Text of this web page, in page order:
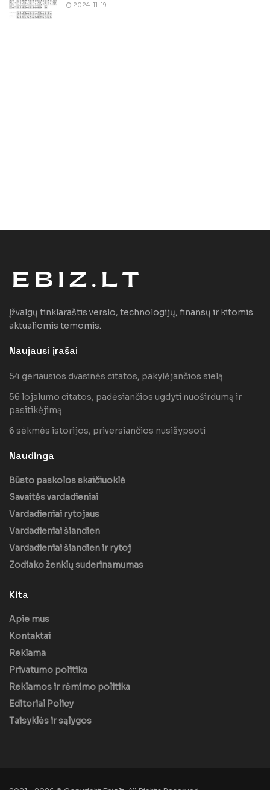
2024-11-19
Įžvalgų tinklaraštis verslo, technologijų, finansų ir kitomis
aktualiomis temomis.
Naujausi įrašai
54 geriausios dvasinės citatos, pakylėjančios sielą
56 lojalumo citatos, padėsiančios ugdyti nuoširdumą ir
pasitikėjimą
6 sėkmės istorijos, priversiančios nusišypsoti
Naudinga
Būsto paskolos skaičiuoklė
Savaitės vardadieniai
Vardadieniai rytojaus
Vardadieniai šiandien
Vardadieniai šiandien ir rytoj
Zodiako ženklų suderinamumas
Kita
Apie mus
Kontaktai
Reklama
Privatumo politika
Reklamos ir rėmimo politika
Editorial Policy
Taisyklės ir sąlygos